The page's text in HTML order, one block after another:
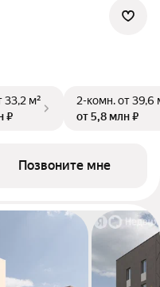
33,2 м²
₽
2-комн.от 39,6
от 5,8 млн ₽
Позвоните мне